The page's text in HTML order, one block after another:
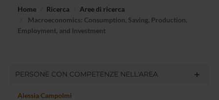
Home Ricerca
Aree di ricerca
Macroeconomics: Consumption, Saving, Production,
Employment, and Investment
PERSONE CON COMPETENZE NELL'AREA
Alessia Campolmi